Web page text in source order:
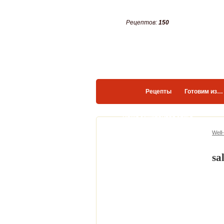
Рецептов: 150
Рецепты Готовим из…
Ваша кулинарная книга